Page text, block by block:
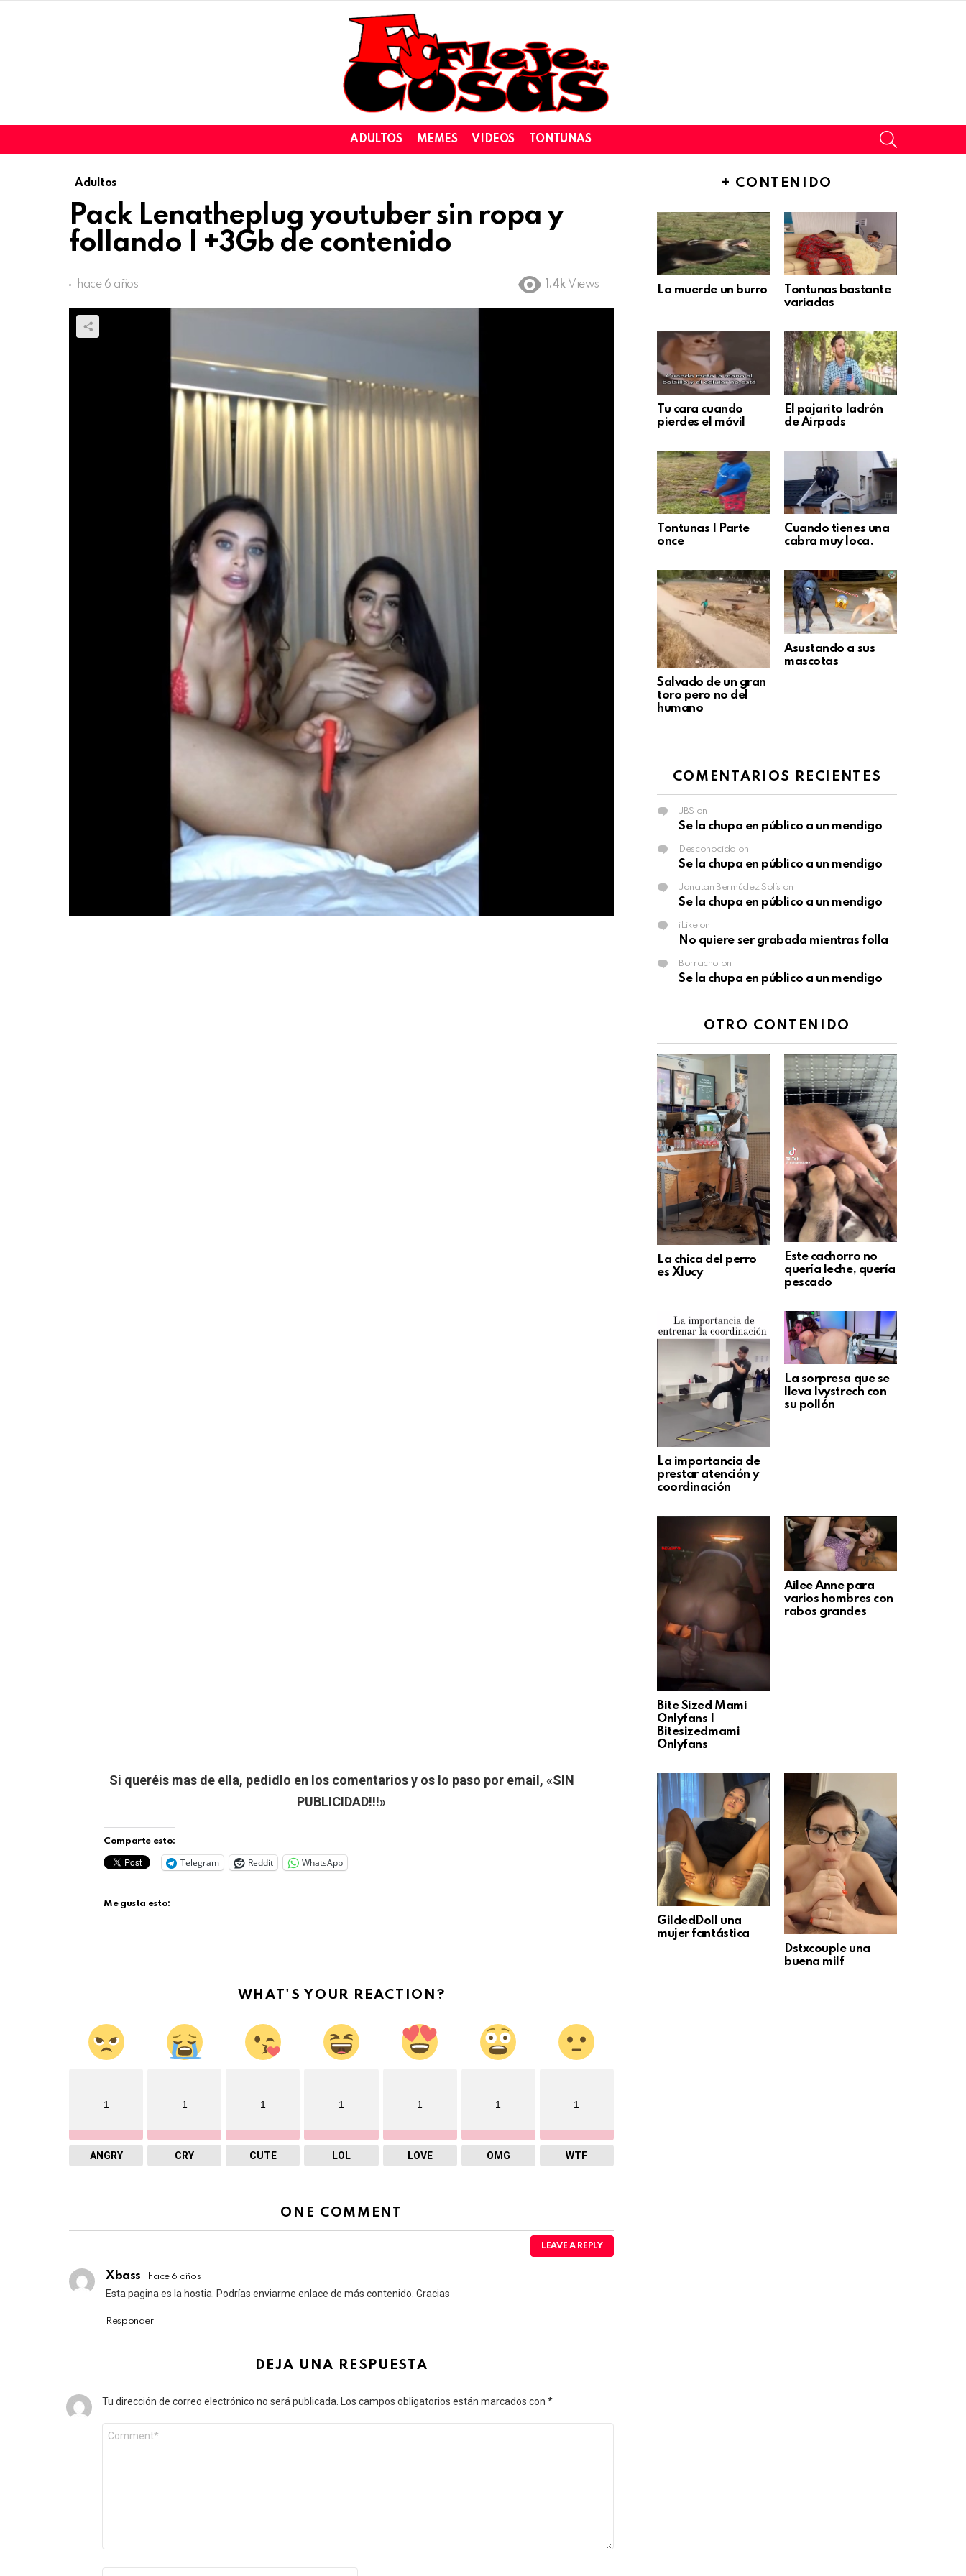
ADULTOS MEMES VIDEOS TONTUNAS
Adultos
Pack Lenatheplug youtuber sin ropa y
follando | +3Gb de contenido
hace 6 años 1.4k Views
Si queréis mas de ella, pedidlo en los comentarios y os lo paso por email, «SIN
PUBLICIDAD!!!»
Comparte esto:
Telegram Reddit WhatsApp
Me gusta esto:
WHAT'S YOUR REACTION?
1
ANGRY
1
CRY
1
CUTE
1
LOL
1
LOVE
1
OMG
1
WTF
ONE COMMENT
LEAVE A REPLY
Xbass hace 6 años
Esta pagina es la hostia. Podrías enviarme enlace de más contenido. Gracias
Responder
DEJA UNA RESPUESTA
Tu dirección de correo electrónico no será publicada. Los campos obligatorios están marcados con *
+ CONTENIDO
La muerde un burro
Tontunas bastante
variadas
Tu cara cuando
pierdes el móvil
El pajarito ladrón
de Airpods
Tontunas | Parte
once
Cuando tienes una
cabra muy loca.
Salvado de un gran
toro pero no del
humano
Asustando a sus
mascotas
COMENTARIOS RECIENTES
JBS on
Se la chupa en público a un mendigo
Desconocido on
Se la chupa en público a un mendigo
Jonatan Bermúdez Solís on
Se la chupa en público a un mendigo
iLikeon
No quiere ser grabada mientras folla
Borracho on
Se la chupa en público a un mendigo
OTRO CONTENIDO
La chica del perro
es Xlucy
Este cachorro no
quería leche, quería
pescado
La importancia de
prestar atención y
coordinación
La sorpresa que se
lleva Ivystrech con
su pollón
Bite Sized Mami
Onlyfans |
Bitesizedmami
Onlyfans
Ailee Anne para
varios hombres con
rabos grandes
GildedDoll una
mujer fantástica
Dstxcouple una
buena milf